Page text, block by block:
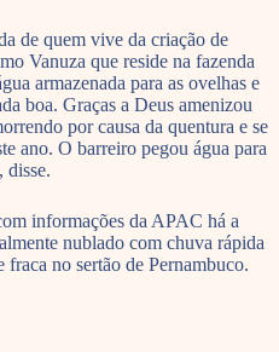
de quem vive da criação de
Vanuza que reside na fazenda
armazenada para as ovelhas e
boa. Graças a Deus amenizou
por causa da quentura e se
ano. O barreiro pegou água para
disse.
informações da APAC há a
nublado com chuva rápida
no sertão de Pernambuco.